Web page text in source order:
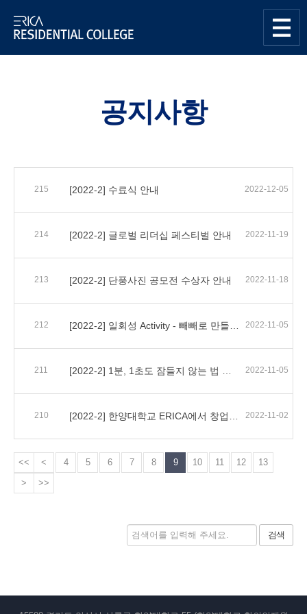
한양대학교
공지사항
215 [2022-2] 수료식 안내 2022-12-05
214 [2022-2] 글로벌 리더십 페스티벌 안내 2022-11-19
213 [2022-2] 단풍사진 공모전 수상자 안내 2022-11-18
212 2022-11-05
211 2022-11-05
210 2022-11-02
<< < 4 5 6 7 8 9 10 11 12
13
>
>>
검색